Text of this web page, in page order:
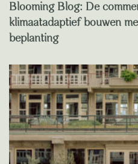
Blooming Blog: De
klimaatadaptief bouwen
beplanting